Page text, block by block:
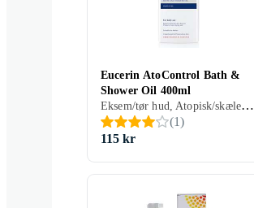
Eucerin AtoControl Bath &
Shower Oil 400ml
Eksem/tør hud, Atopisk/skæleksem, Olie, 400 ml/g
(1)
115 kr